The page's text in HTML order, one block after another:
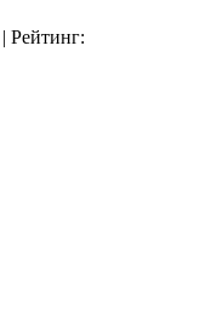
| Рейтинг: